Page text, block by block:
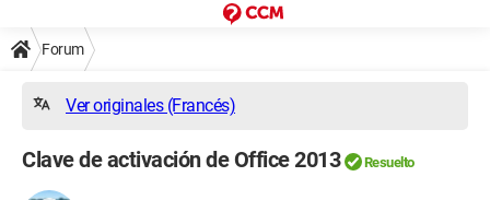
Forum
Ver originales (Francés)
Clave de activación de Office 2013 Resuelto